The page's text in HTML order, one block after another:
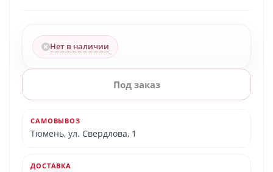
Нет в наличии
Под заказ
САМОВЫВОЗ
Тюмень, ул. Свердлова, 1
ДОСТАВКА